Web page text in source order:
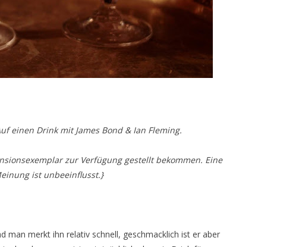
einen Drink mit James Bond & Ian Fleming.
zur Verfügung gestellt bekommen. Eine
ist unbeeinflusst.}
man merkt ihn relativ schnell, geschmacklich ist er aber